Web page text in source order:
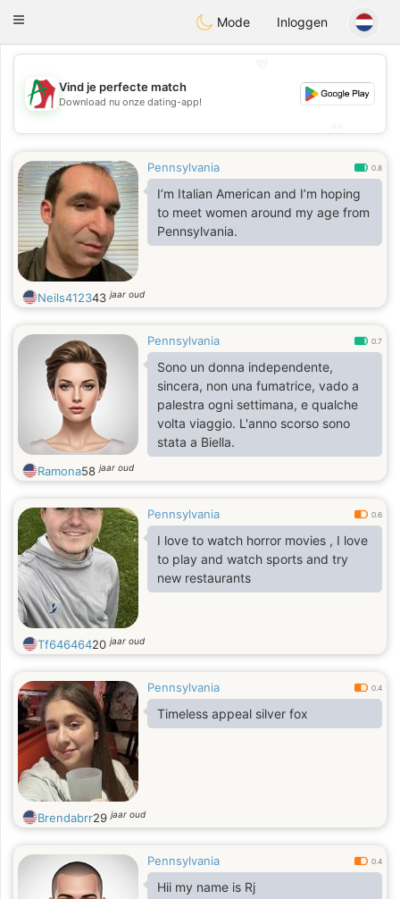
AmamiOra
Toggle
Mode Inloggen
💖
💕
Vind je perfecte match
Download nu onze dating-app!
Pennsylvania 0.8
I’m Italian American and I’m hoping
to meet women around my age from
Pennsylvania.
Neils412343jaar oud
Pennsylvania 0.7
Sono un donna independente,
sincera, non una fumatrice, vado a
palestra ogni settimana, e qualche
volta viaggio. L'anno scorso sono
stata a Biella.
Ramona58jaar oud
Pennsylvania 0.6
I love to watch horror movies , I love
to play and watch sports and try
new restaurants
Tf64646420jaar oud
Pennsylvania 0.4
Timeless appeal silver fox
Brendabrr29jaar oud
Pennsylvania 0.4
Hii my name is Rj